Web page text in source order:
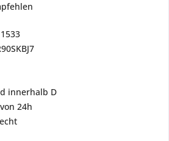
innerhalb D
24h